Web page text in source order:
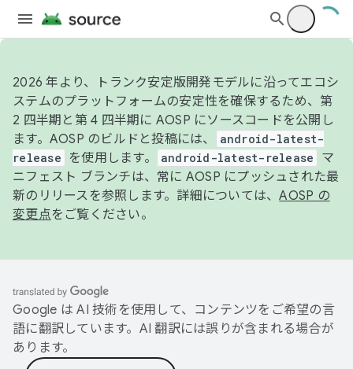
2026 年より、トランク安定版開発モデルに沿ってエコシ
ステムのプラットフォームの安定性を確保するため、第
2 四半期と第 4 四半期に AOSP にソースコードを公開し
ます。AOSP のビルドと投稿には、
android-latest-
release
を使用します。 android-latest-release
マ
ニフェスト ブランチは、常に AOSP にプッシュされた最
新のリリースを参照します。詳細については、AOSP の
変更点をご覧ください。
Google は AI 技術を使用して、コンテンツをご希望の言
語に翻訳しています。AI 翻訳には誤りが含まれる場合が
あります。